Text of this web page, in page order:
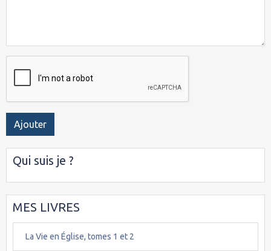
Ajouter
Qui suis je ?
MES LIVRES
La Vie en Église, tomes 1 et 2